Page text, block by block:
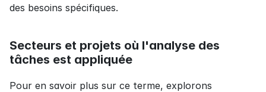
des besoins spécifiques.
Secteurs et projets où l'analyse des
tâches est appliquée
Pour en savoir plus sur ce terme, explorons